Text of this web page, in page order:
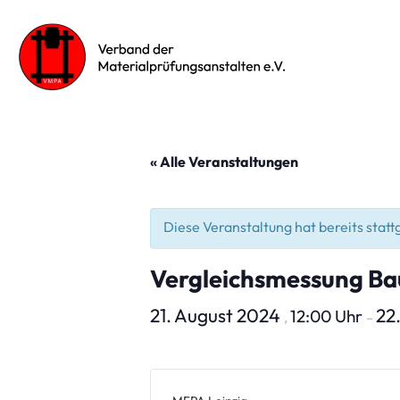
« Alle Veranstaltungen
Diese Veranstaltung hat bereits
Vergleichsmessung
21. August 2024 , 12:00 Uhr –